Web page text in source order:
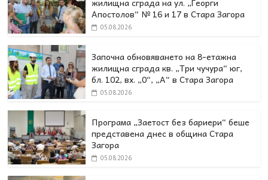
Апостолов“ № 16 и 17 в Стара Загора
05.08.2026
Започна обновяването на 8-етажна
жилищна сграда кв. „Три чучура“ юг,
бл. 102, вх. „0“, „А“ в Стара Загора
05.08.2026
Програма „Заетост без бариери“ беше
представена днес в oбщина Стара
Загора
05.08.2026